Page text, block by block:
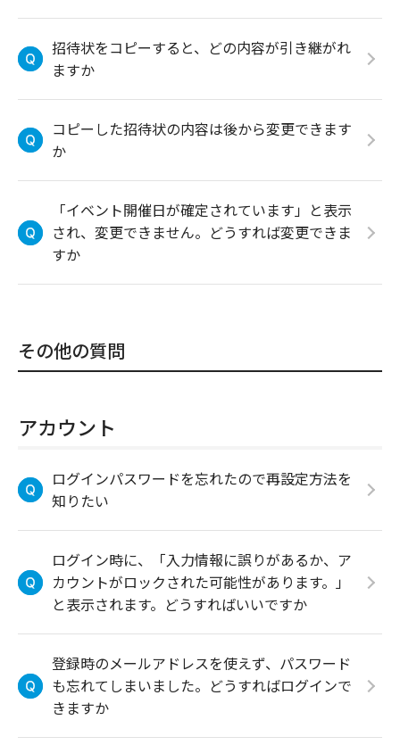
招待状をコピーすると、どの内容が引き継がれ
ますか
コピーした招待状の内容は後から変更できます
か
「イベント開催日が確定されています」と表示
され、変更できません。どうすれば変更できま
すか
その他の質問
アカウント
ログインパスワードを忘れたので再設定方法を
知りたい
ログイン時に、「入力情報に誤りがあるか、ア
カウントがロックされた可能性があります。」
と表示されます。どうすればいいですか
登録時のメールアドレスを使えず、パスワード
も忘れてしまいました。どうすればログインで
きますか